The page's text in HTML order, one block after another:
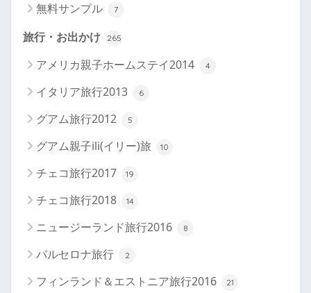
無料サンプル 7
旅行・お出かけ 265
アメリカ親子ホームステイ2014 4
イタリア旅行2013 6
グアム旅行2012 5
グアム親子ili(イリー)旅 10
チェコ旅行2017 19
チェコ旅行2018 14
ニュージーランド旅行2016 8
バルセロナ旅行 2
フィンランド＆エストニア旅行2016 21